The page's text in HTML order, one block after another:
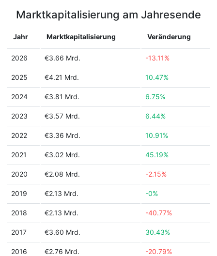
Marktkapitalisierung am Jahresende
Jahr Marktkapitalisierung Veränderung
2026 €3.66 Mrd. -13.11%
2025 €4.21 Mrd. 10.47%
2024 €3.81 Mrd. 6.75%
2023 €3.57 Mrd. 6.44%
2022 €3.36 Mrd. 10.91%
2021 €3.02 Mrd. 45.19%
2020 €2.08 Mrd. -2.15%
2019 €2.13 Mrd. -0%
2018 €2.13 Mrd. -40.77%
2017 €3.60 Mrd. 30.43%
2016 €2.76 Mrd. -20.79%